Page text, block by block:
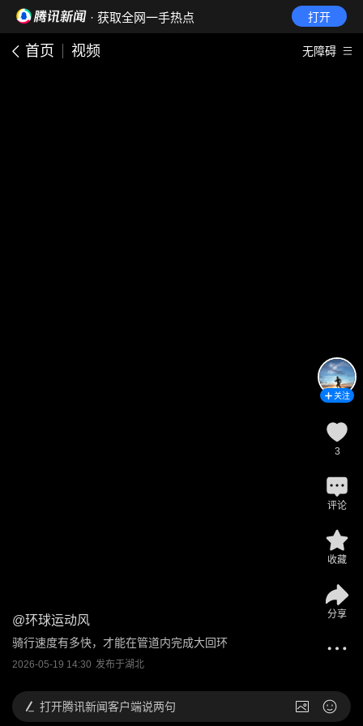
· 获取全网一手热点 打开
首页 视频 无障碍
@环球运动风
骑行速度有多快，才能在管道内完成大回环
2026-05-19 14:30 发布于湖北
关注
3
评论
收藏
分享
打开腾讯新闻客户端说两句